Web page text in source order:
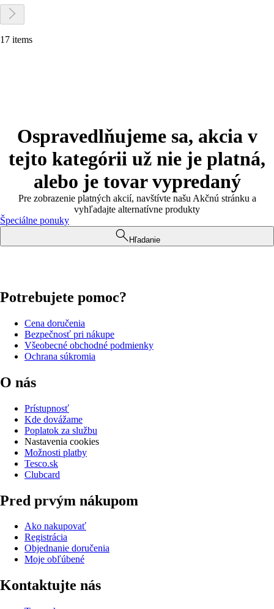
17 items
Ospravedlňujeme sa, akcia v
tejto kategórii už nie je platná,
alebo je tovar vypredaný
Pre zobrazenie platných akcií, navštívte našu Akčnú stránku a
vyhľadajte alternatívne produkty
Špeciálne ponuky
Hľadanie
Potrebujete pomoc?
Cena doručenia
Bezpečnosť pri nákupe
Všeobecné obchodné podmienky
Ochrana súkromia
O nás
Prístupnosť
Kde dovážame
Poplatok za službu
Nastavenia cookies
Možnosti platby
Tesco.sk
Clubcard
Pred prvým nákupom
Ako nakupovať
Registrácia
Objednanie doručenia
Moje obľúbené
Kontaktujte nás